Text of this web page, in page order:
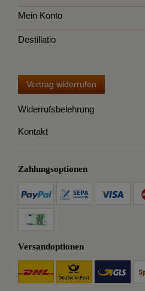
Mein Konto
Destillatio
Vertrag widerrufen
Widerrufsbelehrung
Kontakt
Zahlungsoptionen
Versandoptionen